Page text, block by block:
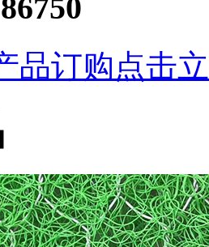
86750
品订购点击